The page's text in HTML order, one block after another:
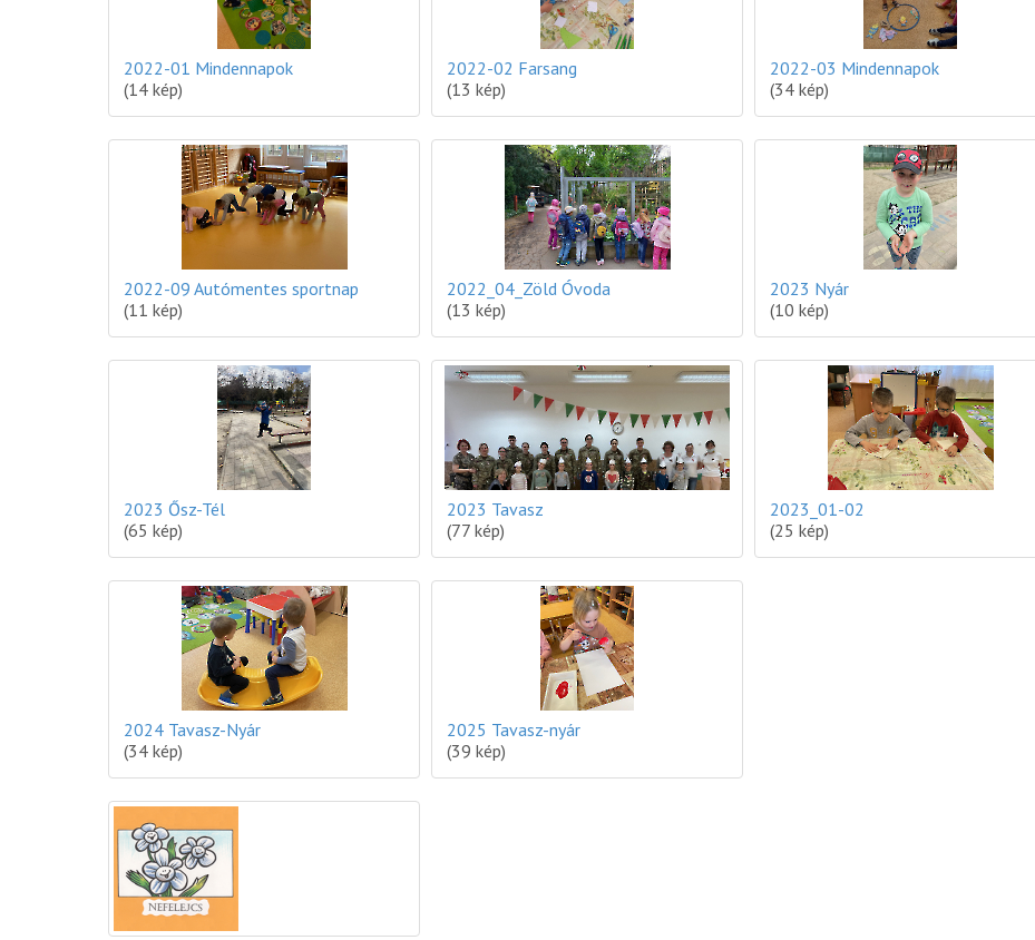
2022-01 Mindennapok
(14 kép)
2022-02 Farsang
(13 kép)
2022-03 Mindennapok
(34 kép)
2022-09 Autómentes sportnap
(11 kép)
2022_04_Zöld Óvoda
(13 kép)
2023 Nyár
(10 kép)
2023 Ősz-Tél
(65 kép)
2023 Tavasz
(77 kép)
2023_01-02
(25 kép)
2024 Tavasz-Nyár
(34 kép)
2025 Tavasz-nyár
(39 kép)